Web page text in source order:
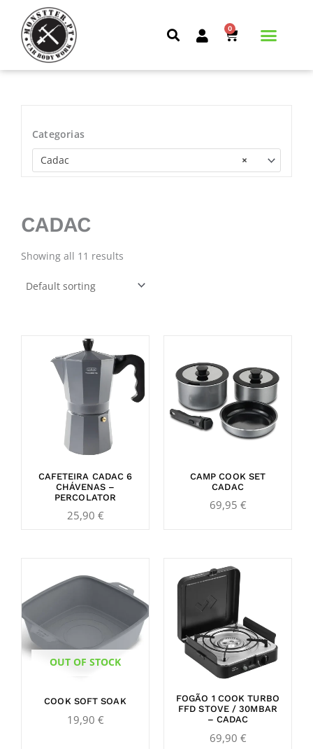
content
0
CART
Categorias
×
Cadac
CADAC
Showing all 11 results
CAFETEIRA CADAC 6
CHÁVENAS –
PERCOLATOR
25,90 €
CAMP COOK SET
CADAC
69,95 €
OUT OF STOCK
COOK SOFT SOAK
19,90 €
FOGÃO 1 COOK TURBO
FFD STOVE / 30MBAR
– CADAC
69,90 €